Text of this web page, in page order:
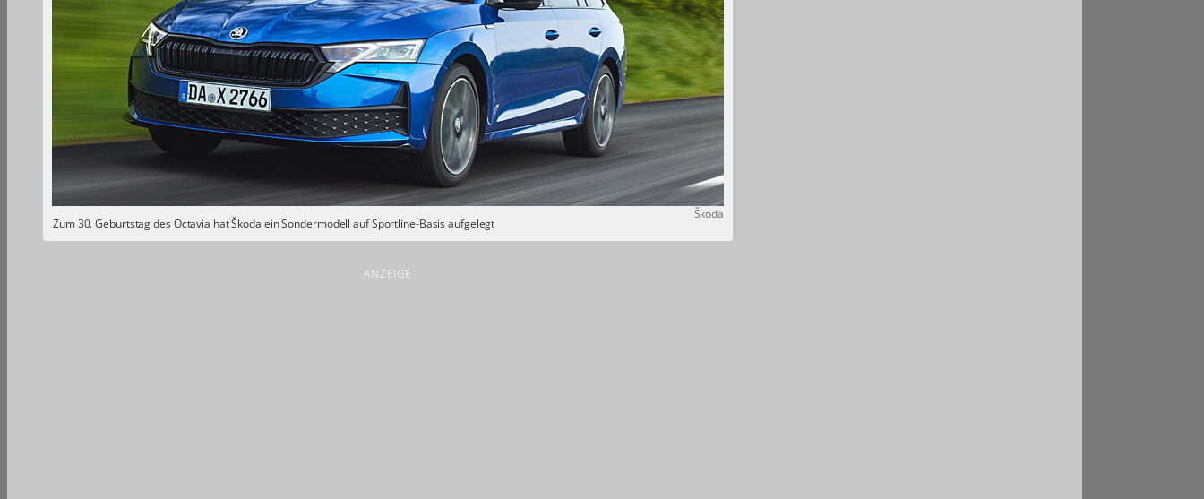
Škoda
Zum 30. Geburtstag des Octavia hat Škoda ein Sondermodell auf Sportline-Basis aufgelegt
ANZEIGE